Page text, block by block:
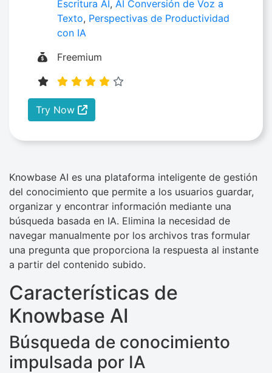
Escritura AI, AI Conversión de Voz a
Texto, Perspectivas de Productividad
con IA
Freemium
Try Now
Knowbase AI es una plataforma inteligente de gestión
del conocimiento que permite a los usuarios guardar,
organizar y encontrar información mediante una
búsqueda basada en IA. Elimina la necesidad de
navegar manualmente por los archivos tras formular
una pregunta que proporciona la respuesta al instante
a partir del contenido subido.
Características de
Knowbase AI
Búsqueda de conocimiento
impulsada por IA